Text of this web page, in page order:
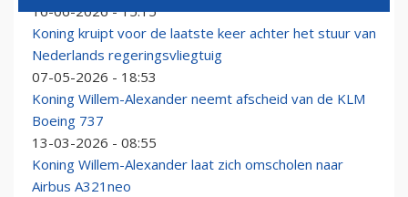
16-06-2026 - 15:15
Koning kruipt voor de laatste keer achter het stuur van
Nederlands regeringsvliegtuig
07-05-2026 - 18:53
Koning Willem-Alexander neemt afscheid van de KLM
Boeing 737
13-03-2026 - 08:55
Koning Willem-Alexander laat zich omscholen naar
Airbus A321neo